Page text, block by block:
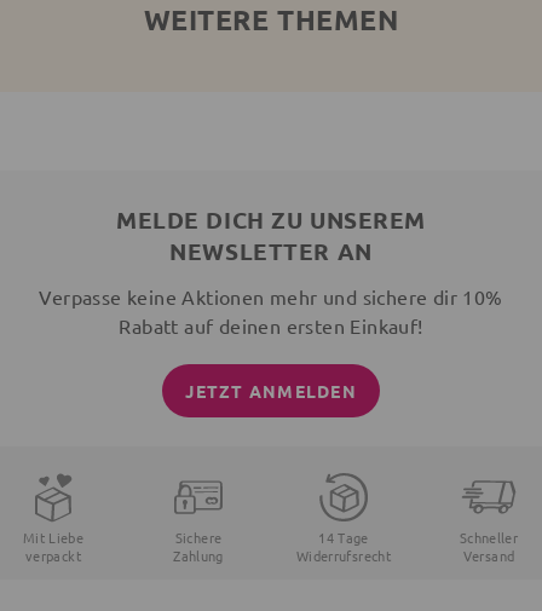
WEITERE THEMEN
MELDE DICH ZU UNSEREM
NEWSLETTER AN
Verpasse keine Aktionen mehr und sichere dir 10%
Rabatt auf deinen ersten Einkauf!
JETZT ANMELDEN
Mit Liebe
verpackt
Sichere
Zahlung
14 Tage
Widerrufsrecht
Schneller
Versand